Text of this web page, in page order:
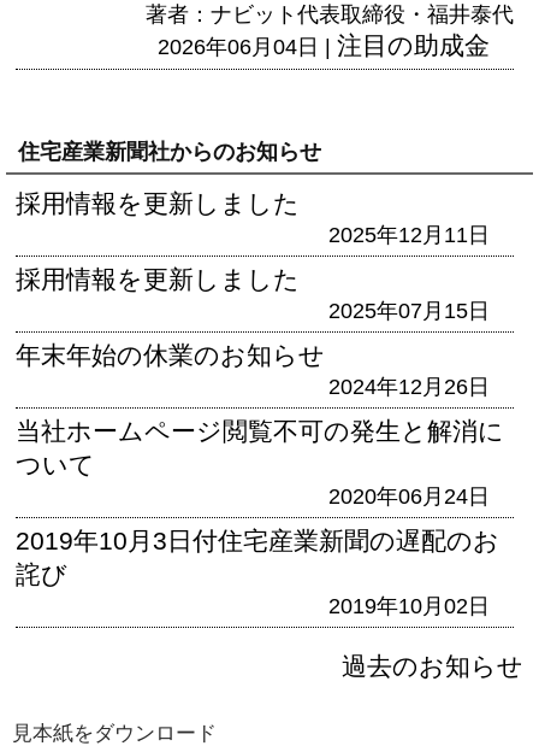
著者：ナビット代表取締役・福井泰代
2026年06月04日 | 注目の助成金
住宅産業新聞社からのお知らせ
採用情報を更新しました
2025年12月11日
採用情報を更新しました
2025年07月15日
年末年始の休業のお知らせ
2024年12月26日
当社ホームページ閲覧不可の発生と解消に
ついて
2020年06月24日
2019年10月3日付住宅産業新聞の遅配のお
詫び
2019年10月02日
過去のお知らせ
見本紙をダウンロード